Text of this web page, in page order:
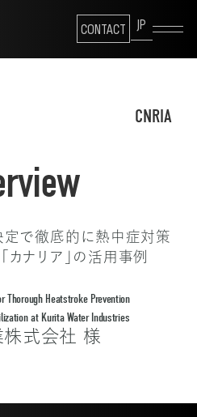
CONTACT JP
CNRIA
定で徹底的に熱中症対策
カナリア」の活用事例
Thorough Heatstroke Prevention
at Kurita Water Industries
株式会社 様